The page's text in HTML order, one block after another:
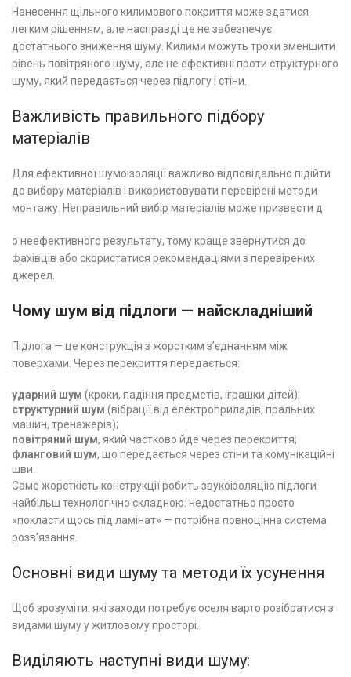
Нанесення щільного килимового покриття може здатися
легким рішенням, але насправді це не забезпечує
достатнього зниження шуму. Килими можуть трохи зменшити
рівень повітряного шуму, але не ефективні проти структурного
шуму, який передається через підлогу і стіни.
Важливість правильного підбору
матеріалів
Для ефективної шумоізоляції важливо відповідально підійти
до вибору матеріалів і використовувати перевірені методи
монтажу. Неправильний вибір матеріалів може призвести д
о неефективного результату, тому краще звернутися до
фахівців або скористатися рекомендаціями з перевірених
джерел.
Чому шум від підлоги — найскладніший
Підлога — це конструкція з жорстким з’єднанням між
поверхами. Через перекриття передається:
ударний шум (кроки, падіння предметів, іграшки дітей);
структурний шум (вібрації від електроприладів, пральних
машин, тренажерів);
повітряний шум, який частково йде через перекриття;
фланговий шум, що передається через стіни та комунікаційні
шви.
Саме жорсткість конструкції робить звукоізоляцію підлоги
найбільш технологічно складною: недостатньо просто
«покласти щось під ламінат» — потрібна повноцінна система
розв’язання.
Основні види шуму та методи їх усунення
Щоб зрозуміти: які заходи потребує оселя варто розібратися з
видами шуму у житловому просторі.
Виділяють наступні види шуму: